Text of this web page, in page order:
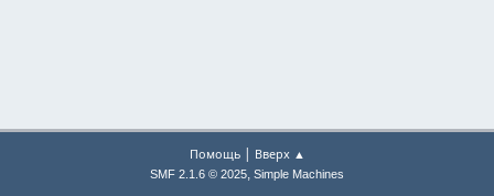
Помощь| Вверх ▲
SMF 2.1.6 © 2025, Simple Machines